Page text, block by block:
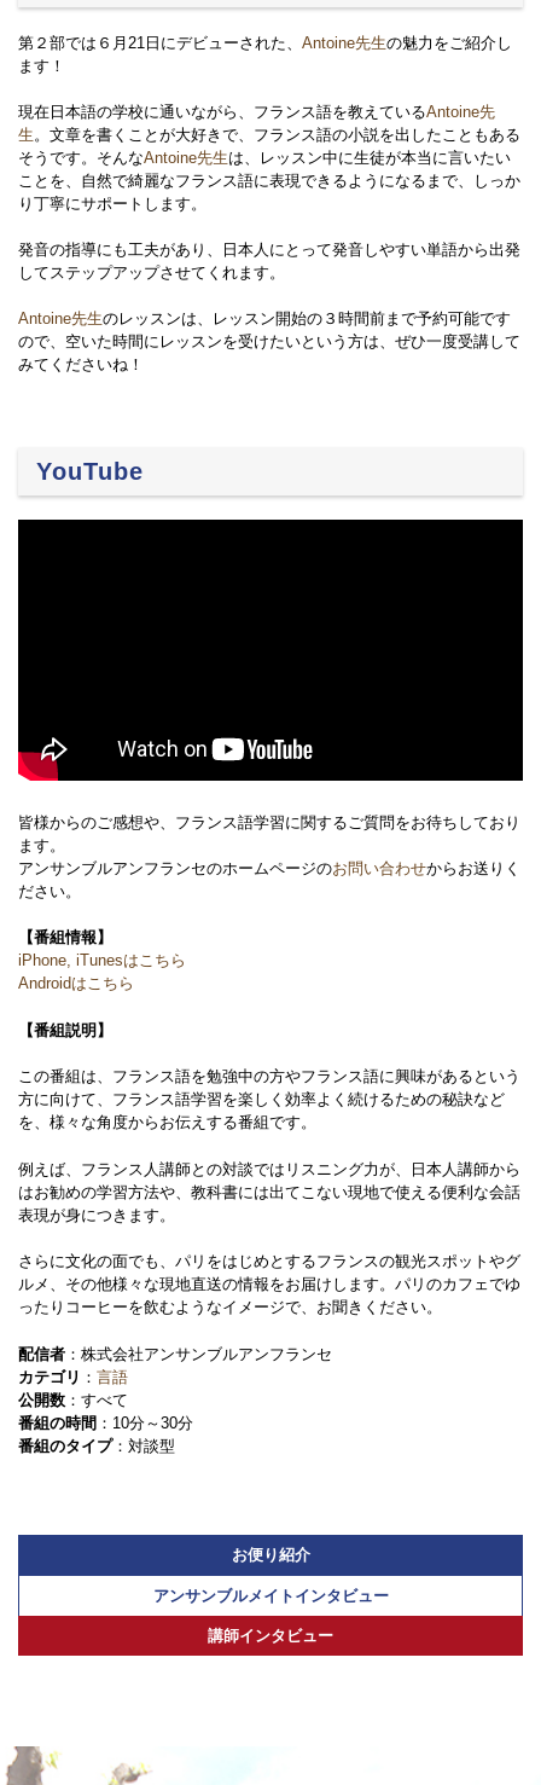
第２部では６月21日にデビューされた、 Antoine先生の魅力をご紹介し
ます！
現在日本語の学校に通いながら、フランス語を教えているAntoine先
生 。文章を書くことが大好きで、フランス語の小説を出したこともある
そうです。そんなAntoine先生は、レッスン中に生徒が本当に言いたい
ことを、自然で綺麗なフランス語に表現できるようになるまで、しっか
り丁寧にサポートします。
発音の指導にも工夫があり、日本人にとって発音しやすい単語から出発
してステップアップさせてくれます。
Antoine先生のレッスンは、レッスン開始の３時間前まで予約可能です
ので、空いた時間にレッスンを受けたいという方は、ぜひ一度受講して
みてくださいね！
YouTube
皆様からのご感想や、フランス語学習に関するご質問をお待ちしており
ます。
アンサンブルアンフランセのホームページのお問い合わせからお送りく
ださい。
【番組情報】
iPhone, iTunesはこちら
Androidはこちら
【番組説明】
この番組は、フランス語を勉強中の方やフランス語に興味があるという
方に向けて、フランス語学習を楽しく効率よく続けるための秘訣など
を、様々な角度からお伝えする番組です。
例えば、フランス人講師との対談ではリスニング力が、日本人講師から
はお勧めの学習方法や、教科書には出てこない現地で使える便利な会話
表現が身につきます。
さらに文化の面でも、パリをはじめとするフランスの観光スポットやグ
ルメ、その他様々な現地直送の情報をお届けします。パリのカフェでゆ
ったりコーヒーを飲むようなイメージで、お聞きください。
配信者 ：株式会社アンサンブルアンフランセ
カテゴリ ： 言語
公開数 ：すべて
番組の時間 ：10分～30分
番組のタイプ：対談型
お便り紹介
アンサンブルメイトインタビュー
講師インタビュー